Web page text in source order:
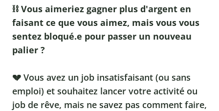
⛓️ Vous aimeriez gagner plus d'argent en
faisant ce que vous aimez, mais vous vous
sentez bloqué.e pour passer un nouveau
palier ?
💔 Vous avez un job insatisfaisant (ou sans
emploi) et souhaitez lancer votre activité ou
job de rêve, mais ne savez pas comment faire,